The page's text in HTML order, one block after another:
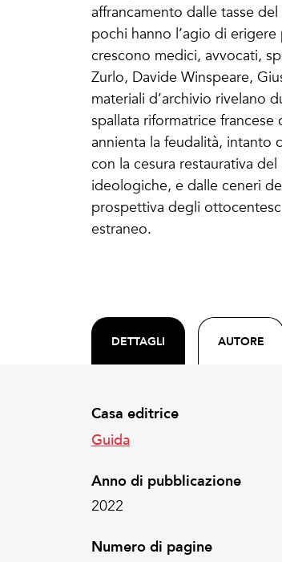
affrancamento dalle tasse
pochi hanno l’agio di
crescono medici, avvocati,
Zurlo, Davide Winspeare,
materiali d’archivio rivelano
spallata riformatrice
annienta la feudalità, intanto
con la cesura restaurativa
ideologiche, e dalle ceneri
prospettiva degli
estraneo.
DETTAGLI AUTORE
Casa editrice
Guida
Anno di pubblicazione
2022
Numero di pagine